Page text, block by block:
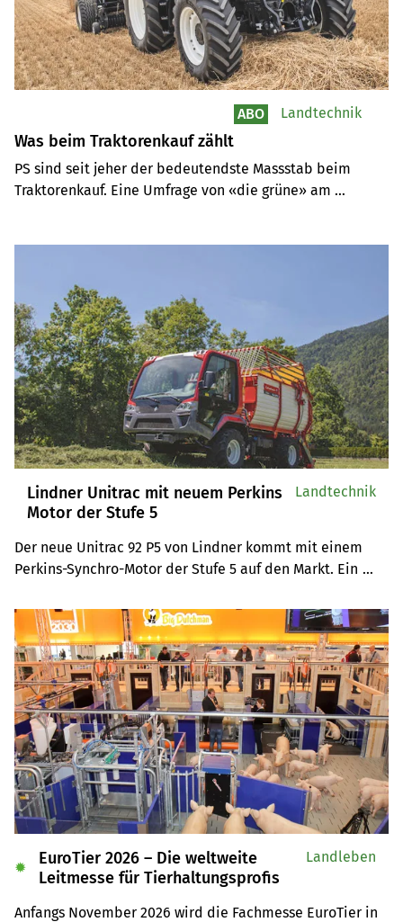
Was beim Traktorenkauf zählt
PS sind seit jeher der bedeutendste Massstab beim
Traktorenkauf. Eine Umfrage von «die grüne» am
ABO Landtechnik
Lindner Unitrac mit neuem Perkins
Motor der Stufe 5
Der neue Unitrac 92 P5 von Lindner kommt mit einem
Perkins-Synchro-Motor der Stufe 5 auf den Markt. Ein
im steilen Gelände Sicherheit verleihen.
Landtechnik
EuroTier 2026 – Die weltweite
Leitmesse für Tierhaltungsprofis
Anfangs November 2026 wird die Fachmesse EuroTier in
✹
Landleben